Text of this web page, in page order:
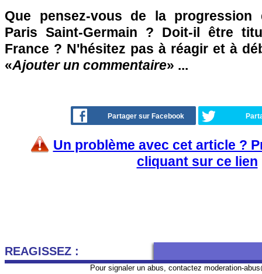
Que pensez-vous de la progression
Paris Saint-Germain ? Doit-il être
France ? N'hésitez pas à réagir et à
«Ajouter un commentaire» ...
Partager sur Facebook
Un problème avec cet article ?
cliquant sur ce lien
REAGISSEZ :
Pour signaler un abus, contactez moderation-